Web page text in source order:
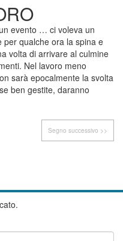
evento … ci voleva un
per qualche ora la spina e
volta di arrivare al culmine
Nel lavoro meno
sarà epocalmente la svolta
ben gestite, daranno
Segno successivo >>